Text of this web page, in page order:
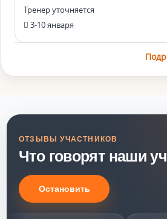
Тренер уточняется
3-10 января
ОТЗЫВЫ УЧАСТНИКОВ
Что говорят наши
Остановить